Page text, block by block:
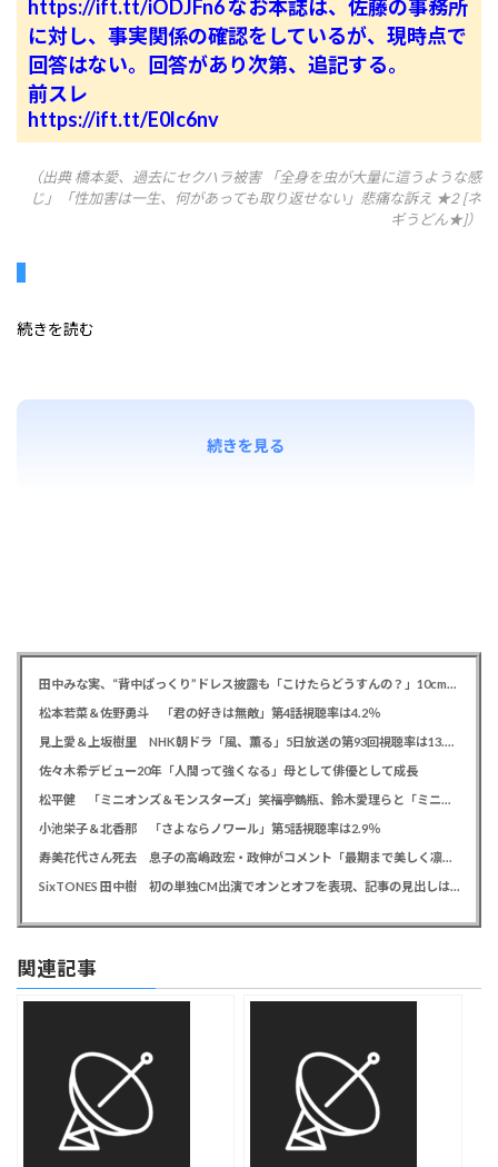
https://ift.tt/iODJFn6なお本誌は、佐藤の事務所
に対し、事実関係の確認をしているが、現時点で
回答はない。回答があり次第、追記する。
前スレ
https://ift.tt/E0lc6nv
（出典 橋本愛、過去にセクハラ被害 「全身を虫が大量に這うような感
じ」「性加害は一生、何があっても取り返せない」悲痛な訴え ★2 [ネ
ギうどん★]）
続きを読む
続きを見る
田中みな実、“背中ぱっくり”ドレス披露も「こけたらどうすんの？」10cm超ヒールに心配の声寄せられる
松本若菜＆佐野勇斗 「君の好きは無敵」第4話視聴率は4.2％
見上愛＆上坂樹里 NHK朝ドラ「風、薫る」5日放送の第93回視聴率は13.5％
佐々木希デビュー20年「人間って強くなる」母として俳優として成長
松平健 「ミニオンズ＆モンスターズ」笑福亭鶴瓶、鈴木愛理らと「ミニおんど」披露も「サンバの方が楽」と本音
小池栄子＆北香那 「さよならノワール」第5話視聴率は2.9％
寿美花代さん死去 息子の高嶋政宏・政伸がコメント「最期まで美しく凛とした表情」「最期の最期まで大女優」「
SixTONES 田中樹 初の単独CM出演でオンとオフを表現、記事の見出しは「“いい男の休日”にしてください」とアピール
関連記事